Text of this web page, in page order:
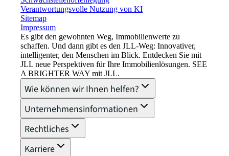
Verantwortungsvolle Nutzung von KI
Sitemap
Impressum​
Es gibt den gewohnten Weg, Immobilienwerte zu
schaffen. Und dann gibt es den JLL-Weg: Innovativer,
intelligenter, den Menschen im Blick. Entdecken Sie mit
JLL neue Perspektiven für Ihre Immobilienlösungen. SEE
A BRIGHTER WAY mit JLL.
Wie können wir Ihnen helfen?
Unternehmensinformationen
Rechtliches
Karriere